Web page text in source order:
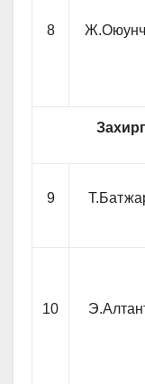
8
9
10